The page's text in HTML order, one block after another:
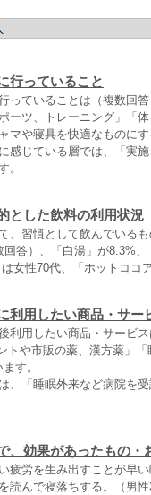
行っていること
っていることは（複数回
ーツ、トレーニング」「体
マや寝具を快適なものに
感じている層では、「実
。
とした飲料の利用状況
、習慣として飲んでいるも
答）、「白湯」が8.3%
女性70代、「ホットココ
利用したい商品・サー
利用したい商品・サービ
トや市販の薬、漢方薬」
す。
、「睡眠外来など病院を
、効果があったもの・
疲労を生み出すことが早
読んで寝落ちする。（男性